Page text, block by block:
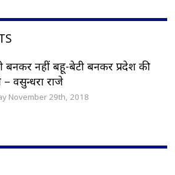
बनकर नहीं बहू-बेटी बनकर प्रदेश की
– वसुन्धरा राजे
November 29th, 2018